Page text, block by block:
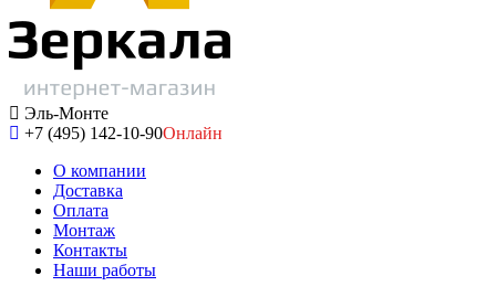
Эль-Монте
+7 (495) 142-10-90Онлайн
О компании
Доставка
Оплата
Монтаж
Контакты
Наши работы